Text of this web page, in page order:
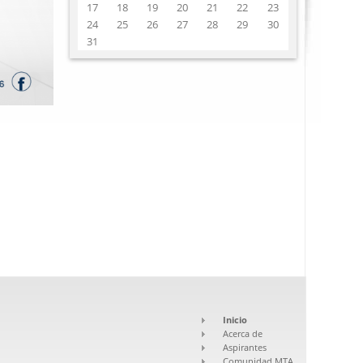
17
18 19 20 21 22
23
24
25 26 27 28 29
30
31
Inicio
Acerca de
Aspirantes